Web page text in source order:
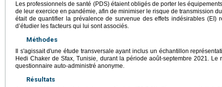
Les professionnels de santé (PDS) étaient obligés de porter les
de leur exercice en pandémie, afin de minimiser le risque de transmission
était de quantifier la prévalence de survenue des effets indésirables (EI)
d’étudier les facteurs qui lui sont associés.
Méthodes
Il s'agissait d'une étude transversale ayant inclus un échantillon
Hedi Chaker de Sfax, Tunisie, durant la période août-septembre 2021.
questionnaire auto-administré anonyme.
Résultats